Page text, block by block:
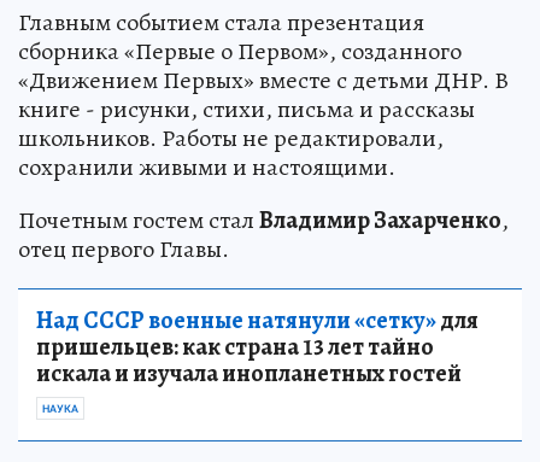
Главным событием стала презентация
сборника «Первые о Первом», созданного
«Движением Первых» вместе с детьми ДНР. В
книге - рисунки, стихи, письма и рассказы
школьников. Работы не редактировали,
сохранили живыми и настоящими.
Почетным гостем сталВладимир Захарченко,
отец первого Главы.
Над СССР военные натянули «сетку»для
пришельцев: как страна 13 лет тайно
искала и изучала инопланетных гостей
НАУКА